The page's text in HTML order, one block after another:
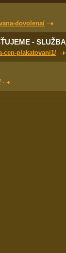
dovolena/
-
cen-plakatovani1/